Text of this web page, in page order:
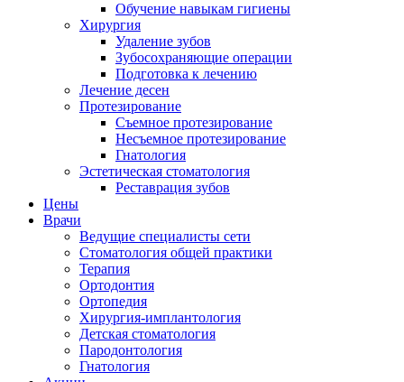
Обучение навыкам гигиены
Хирургия
Удаление зубов
Зубосохраняющие операции
Подготовка к лечению
Лечение десен
Протезирование
Съемное протезирование
Несъемное протезирование
Гнатология
Эстетическая стоматология
Реставрация зубов
Цены
Врачи
Ведущие специалисты сети
Стоматология общей практики
Терапия
Ортодонтия
Ортопедия
Хирургия-имплантология
Детская стоматология
Пародонтология
Гнатология